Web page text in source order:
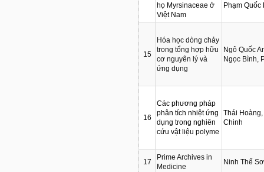
họ Myrsinaceae ở
Việt Nam
Phạm Quốc
15
Hóa học dòng chảy
trong tổng hợp hữu
cơ nguyên lý và
ứng dụng
Ngô Quốc
Ngọc Bình,
16
Các phương pháp
phân tích nhiệt ứng
dụng trong nghiên
cứu vật liệu polyme
Thái
Chinh
17
Prime Archives in
Medicine
Ninh Thế